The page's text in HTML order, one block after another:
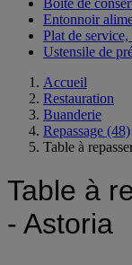
Boîte de
Entonnoir
Plat de
Accueil
Restauration
Buanderie
Repassage (48)
Table à
- Astoria